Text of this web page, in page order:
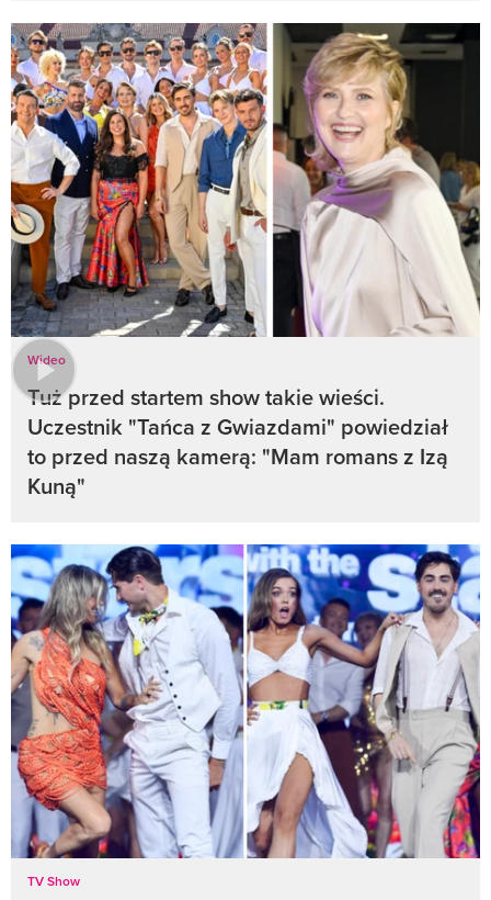
Wideo
Tuż przed startem show takie wieści.
Uczestnik "Tańca z Gwiazdami" powiedział
to przed naszą kamerą: "Mam romans z Izą
Kuną"
TV Show